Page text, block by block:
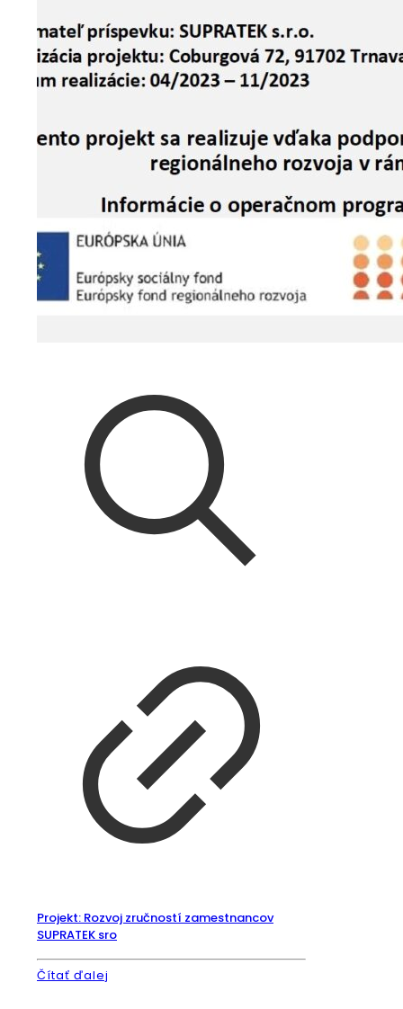
Projekt: Rozvoj zručností zamestnancov
SUPRATEK sro
Čítať ďalej